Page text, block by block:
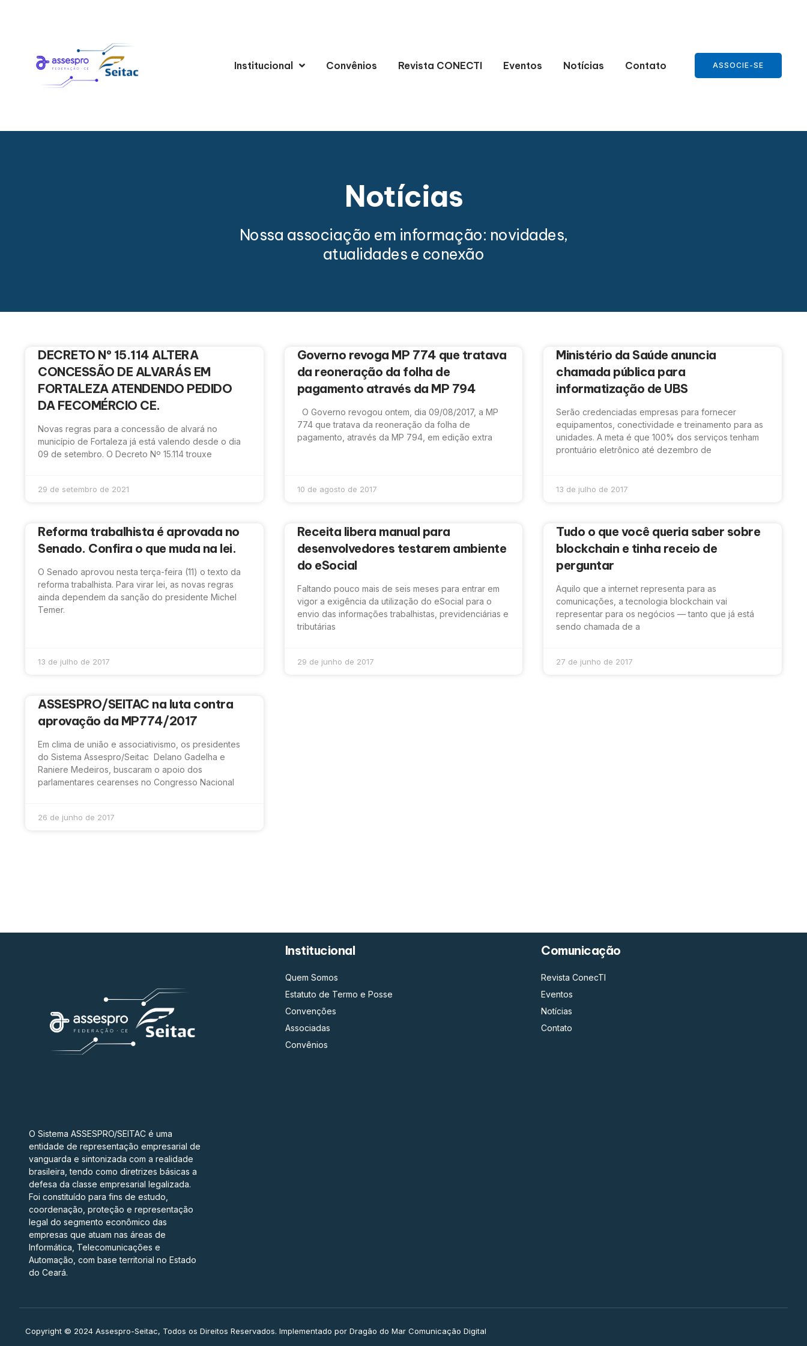
Institucional Convênios Revista CONECTI Eventos Notícias Contato ASSOCIE-SE
Notícias
Nossa associação em informação: novidades,
atualidades e conexão
DECRETO Nº 15.114 ALTERA
CONCESSÃO DE ALVARÁS EM
FORTALEZA ATENDENDO PEDIDO
DA FECOMÉRCIO CE.
Novas regras para a concessão de alvará no
município de Fortaleza já está valendo desde o dia
09 de setembro. O Decreto Nº 15.114 trouxe
29 de setembro de 2021
Governo revoga MP 774 que tratava
da reoneração da folha de
pagamento através da MP 794
O Governo revogou ontem, dia 09/08/2017, a MP
774 que tratava da reoneração da folha de
pagamento, através da MP 794, em edição extra
10 de agosto de 2017
Ministério da Saúde anuncia
chamada pública para
informatização de UBS
Serão credenciadas empresas para fornecer
equipamentos, conectividade e treinamento para as
unidades. A meta é que 100% dos serviços tenham
prontuário eletrônico até dezembro de
13 de julho de 2017
Reforma trabalhista é aprovada no
Senado. Confira o que muda na lei.
O Senado aprovou nesta terça-feira (11) o texto da
reforma trabalhista. Para virar lei, as novas regras
ainda dependem da sanção do presidente Michel
Temer.
13 de julho de 2017
Receita libera manual para
desenvolvedores testarem ambiente
do eSocial
Faltando pouco mais de seis meses para entrar em
vigor a exigência da utilização do eSocial para o
envio das informações trabalhistas, previdenciárias e
tributárias
29 de junho de 2017
Tudo o que você queria saber sobre
blockchain e tinha receio de
perguntar
Aquilo que a internet representa para as
comunicações, a tecnologia blockchain vai
representar para os negócios — tanto que já está
sendo chamada de a
27 de junho de 2017
ASSESPRO/SEITAC na luta contra
aprovação da MP774/2017
Em clima de união e associativismo, os presidentes
do Sistema Assespro/Seitac Delano Gadelha e
Raniere Medeiros, buscaram o apoio dos
parlamentares cearenses no Congresso Nacional
26 de junho de 2017
O Sistema ASSESPRO/SEITAC é uma
entidade de representação empresarial de
vanguarda e sintonizada com a realidade
brasileira, tendo como diretrizes básicas a
defesa da classe empresarial legalizada.
Foi constituído para fins de estudo,
coordenação, proteção e representação
legal do segmento econômico das
empresas que atuam nas áreas de
Informática, Telecomunicações e
Automação, com base territorial no Estado
do Ceará.
Institucional
Quem Somos
Estatuto de Termo e Posse
Convenções
Associadas
Convênios
Comunicação
Revista ConecTI
Eventos
Notícias
Contato
Copyright © 2024 Assespro-Seitac, Todos os Direitos Reservados. Implementado por Dragão do Mar Comunicação Digital